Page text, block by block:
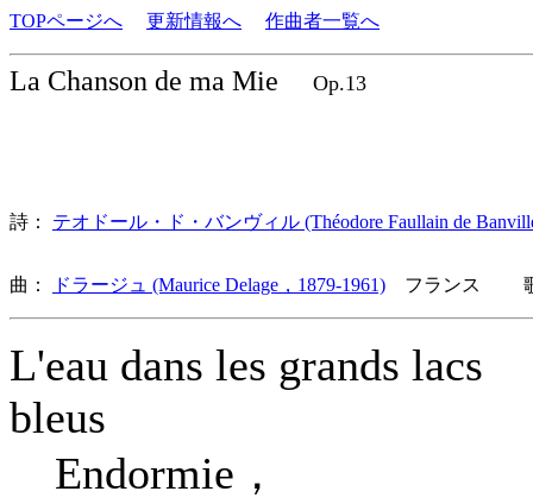
TOPページへ 更新情報へ 作曲者一覧へ
La Chanson de ma Mie Op.13
詩： テオドール・ド・バンヴィル (Théodore Faullain de
曲： ドラージュ (Maurice Delage，1879-1961) フランス 歌
L'eau dans les grands lacs
bleus
Endormie，